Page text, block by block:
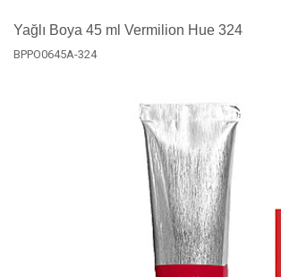
Yağlı Boya 45 ml Vermilion Hue 324
BPPO0645A-324